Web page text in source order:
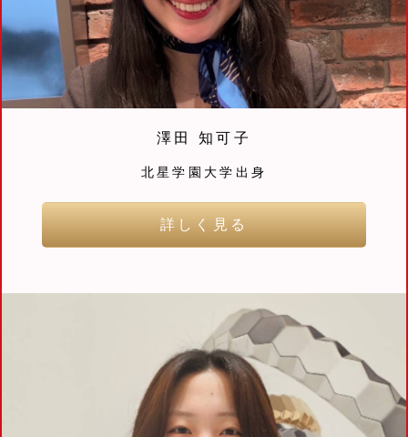
澤田 知可子
北星学園大学出身
詳しく見る